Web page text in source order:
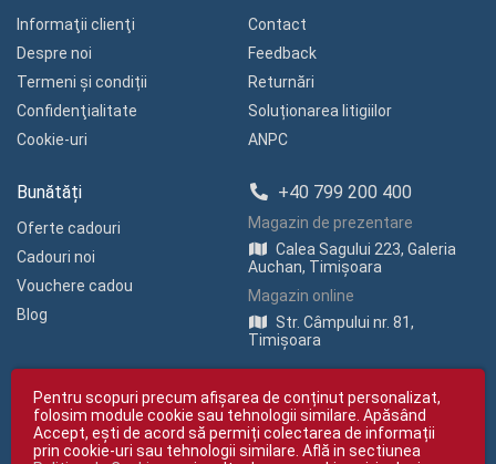
Informaţii clienţi
Despre noi
Termeni și condiții
Confidenţialitate
Cookie-uri
Contact
Feedback
Returnări
Soluționarea litigiilor
ANPC
Bunătăți
Oferte cadouri
Cadouri noi
Vouchere cadou
Blog
+40 799 200 400
Magazin de prezentare
Calea Sagului 223, Galeria
Auchan, Timișoara
Magazin online
Str. Câmpului nr. 81,
Timișoara
Pentru scopuri precum afișarea de conținut personalizat,
folosim module cookie sau tehnologii similare. Apăsând
Accept, ești de acord să permiți colectarea de informații
prin cookie-uri sau tehnologii similare. Află in sectiunea